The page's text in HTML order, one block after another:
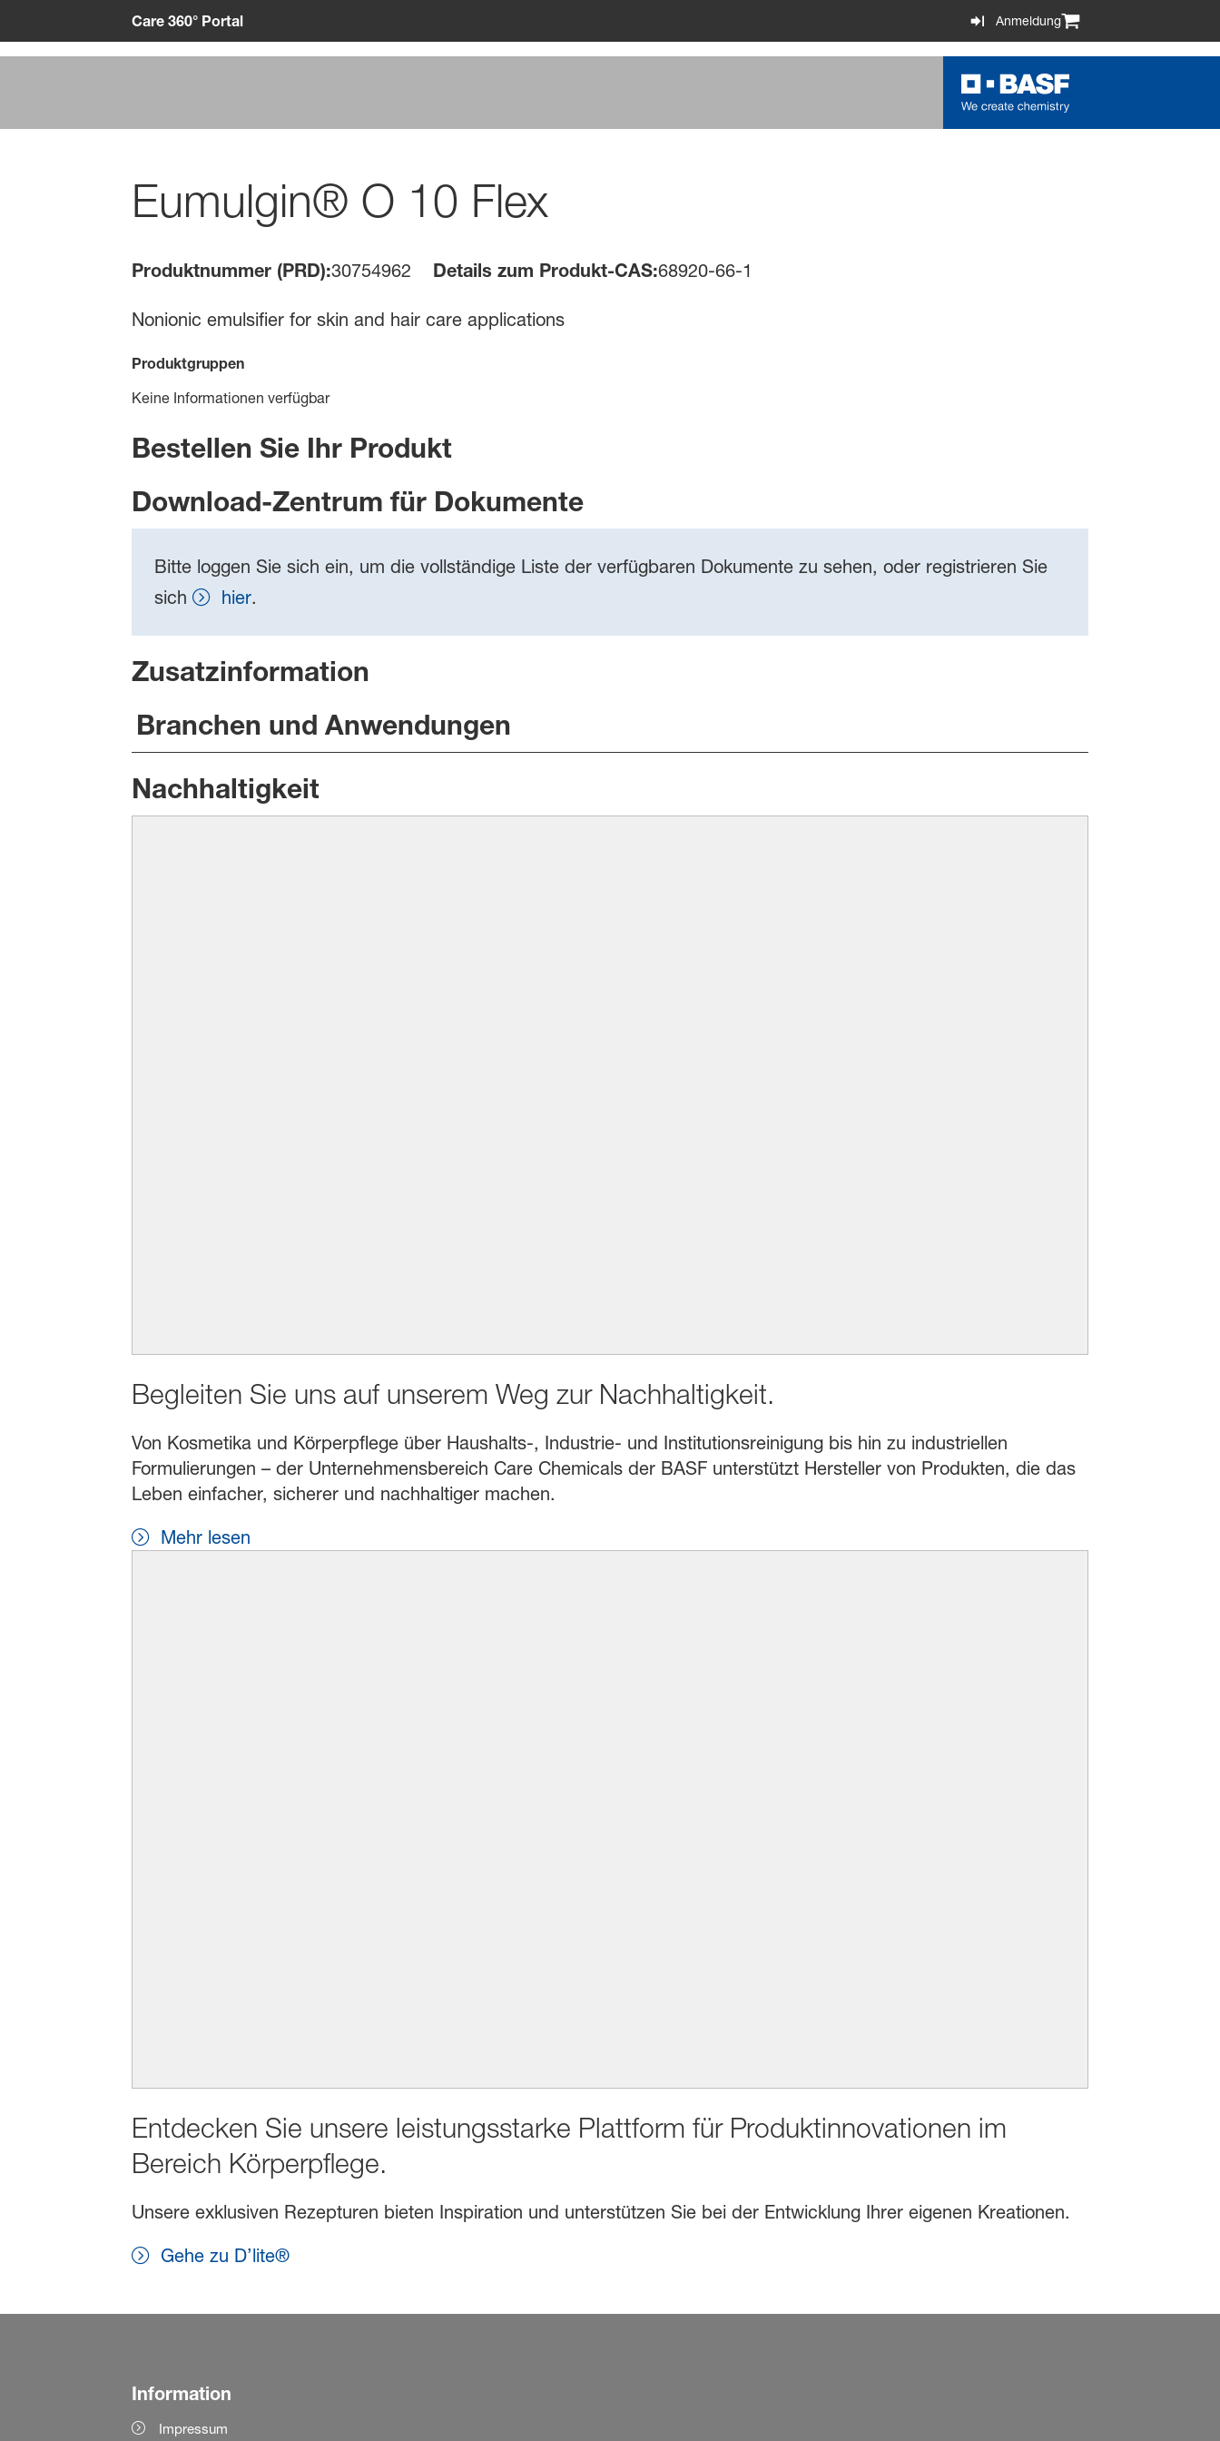
Care 360° Portal Anmeldung
Eumulgin® O 10 Flex
Produktnummer (PRD):30754962 Details zum Produkt-CAS:68920-66-1
Nonionic emulsifier for skin and hair care applications
Produktgruppen
Keine Informationen verfügbar
Bestellen Sie Ihr Produkt
Download-Zentrum für Dokumente
Bitte loggen Sie sich ein, um die vollständige Liste der verfügbaren Dokumente zu sehen, oder registrieren Sie
sich
hier.
Zusatzinformation
Branchen und Anwendungen
Nachhaltigkeit
Begleiten Sie uns auf unserem Weg zur Nachhaltigkeit.
Von Kosmetika und Körperpflege über Haushalts-, Industrie- und Institutionsreinigung bis hin zu industriellen
Formulierungen – der Unternehmensbereich Care Chemicals der BASF unterstützt Hersteller von Produkten, die das
Leben einfacher, sicherer und nachhaltiger machen.
Mehr lesen
Entdecken Sie unsere leistungsstarke Plattform für Produktinnovationen im
Bereich Körperpflege.
Unsere exklusiven Rezepturen bieten Inspiration und unterstützen Sie bei der Entwicklung Ihrer eigenen Kreationen.
Gehe zu D’lite®
Information
Impressum